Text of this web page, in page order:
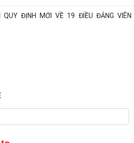
QUY ĐỊNH MỚI VỀ 19 ĐIỀU ĐẢNG VIÊN
ĐỘNG THÀNH PHỐ NHÂN...
LỄ THẮP NẾN TRI ÂN CÁC ANH HÙNG
NGÀY THƯƠNG BINH...